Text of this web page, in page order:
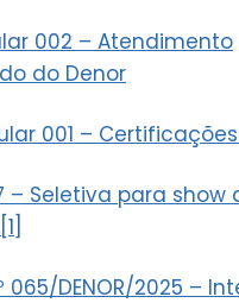
002 – Atendimento
do Denor
001 –
– Seletiva para show
065/DENOR/2025 –